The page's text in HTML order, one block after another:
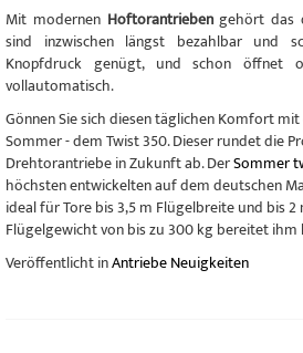
Mit modernen Hoftorantriebengehört das
sind inzwischen längst bezahlbar und
Knopfdruck genügt, und schon öffnet
vollautomatisch.
Gönnen Sie sich diesen täglichen Komfort
Sommer - dem Twist 350. Dieser rundet die
Drehtorantriebe in Zukunft ab. DerSommer
höchsten entwickelten auf dem deutschen
ideal für Tore bis 3,5 m Flügelbreite und bis
Flügelgewicht von bis zu 300 kg bereitet ihm
Veröffentlicht inAntriebe Neuigkeiten